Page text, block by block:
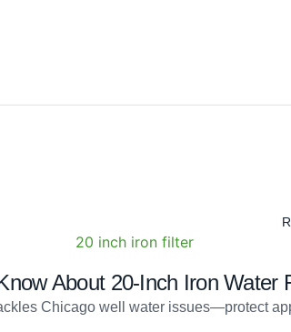
About 20-Inch Iron Water
Chicago well water issues—protect